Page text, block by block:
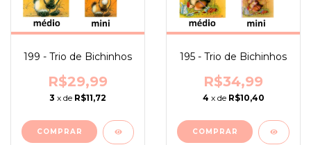
199 - Trio de Bichinhos
R$29,99
3 x de R$11,72
195 - Trio de Bichinhos
R$34,99
4 x de R$10,40